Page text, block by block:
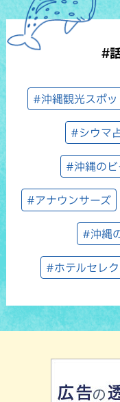
#
#沖縄観光スポッ
#シウマ
#沖縄のビ
#アナウンサーズ
#沖縄
#ホテルセレ